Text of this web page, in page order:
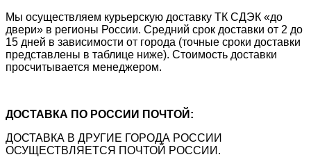
Мы осуществляем курьерскую доставку ТК СДЭК «до
двери» в регионы России. Средний срок доставки от 2 до
15 дней в зависимости от города (точные сроки доставки
представлены в таблице ниже). Стоимость доставки
просчитывается менеджером.
ДОСТАВКА ПО РОССИИ ПОЧТОЙ:
ДОСТАВКА В ДРУГИЕ ГОРОДА РОССИИ
ОСУЩЕСТВЛЯЕТСЯ ПОЧТОЙ РОССИИ.